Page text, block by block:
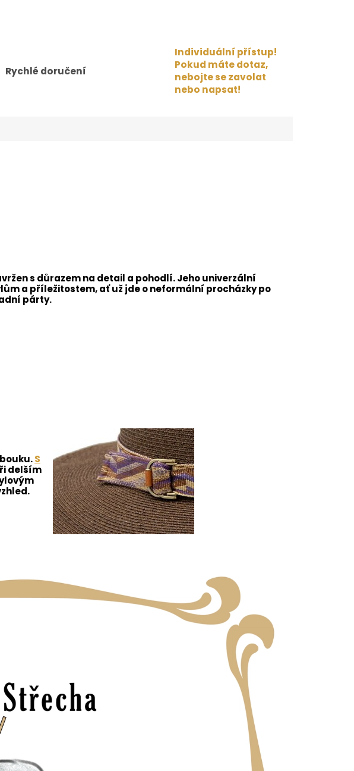
Rychlé doručení
Individuální přístup!
Pokud máte dotaz,
nebojte se zavolat
nebo napsat!
s důrazem na detail a pohodlí. Jeho univerzální
a příležitostem, ať už jde o neformální procházky po
párty.
S
delším